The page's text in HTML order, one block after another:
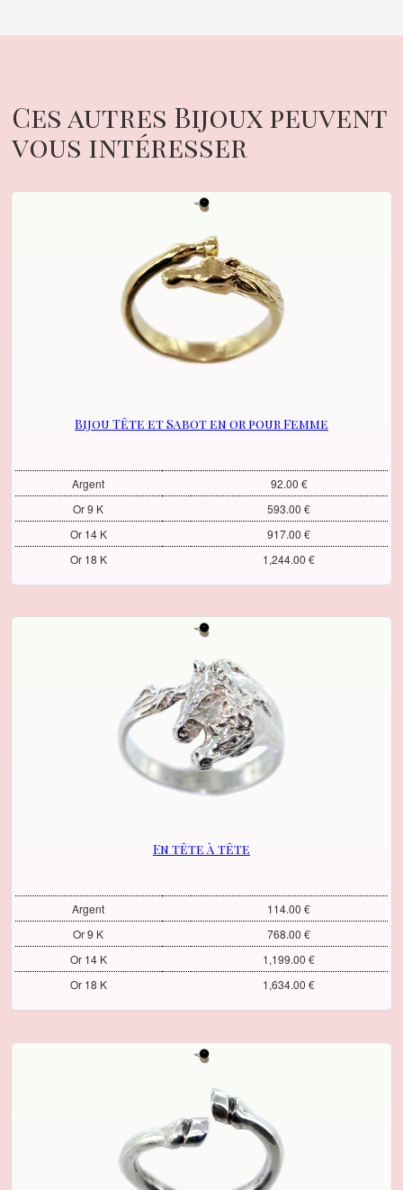
Ces autres Bijoux peuvent
vous intéresser
Bijou Tête et Sabot en or pour Femme
Argent
92.00 €
Or 9 K
593.00 €
Or 14 K
917.00 €
Or 18 K
1,244.00 €
En tête à tête
Argent
114.00 €
Or 9 K
768.00 €
Or 14 K
1,199.00 €
Or 18 K
1,634.00 €